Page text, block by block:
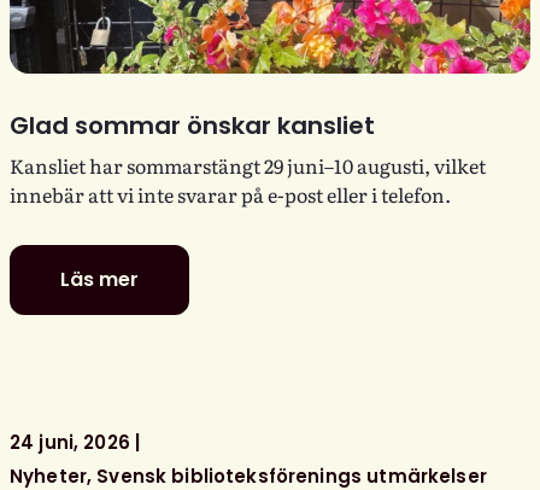
Glad sommar önskar kansliet
Kansliet har sommarstängt 29 juni–10 augusti, vilket
innebär att vi inte svarar på e-post eller i telefon.
Läs mer
Glad
sommar
24 juni, 2026
Nyheter Svensk biblioteksförenings utmärkelser